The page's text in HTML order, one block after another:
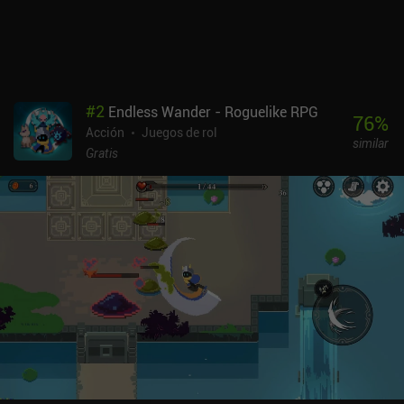
#2 Endless Wander - Roguelike RPG
Acción
Juegos de rol
Gratis
76%
similar